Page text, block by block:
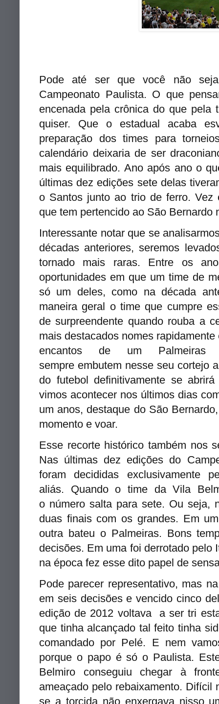
Pode até ser que você não
Campeonato Paulista. O que
encenada pela crônica do que pela
quiser. Que o estadual acaba
preparação dos times para
calendário deixaria de ser
mais equilibrado. Ano após ano o
últimas dez edições sete delas
o Santos junto ao trio de ferro. Vez
que tem pertencido ao São
Interessante notar que se
décadas anteriores, seremos
tornado mais raras. Entre os
oportunidades em que um time de
só um deles, como na década
maneira geral o time que cumpre
de surpreendente quando rouba a
mais destacados nomes
encantos de um
sempre embutem nesse seu cortejo
do futebol definitivamente se
vimos acontecer nos últimos dias
um anos, destaque do São
momento e voar.
Esse recorte histórico também nos
Nas últimas dez edições do
foram decididas exclusivamente
aliás. Quando o time da Vila
o número salta para sete. Ou seja,
duas finais com os grandes. Em
outra bateu o Palmeiras. Bons
decisões. Em uma foi derrotado pelo
na época fez esse dito papel de
Pode parecer representativo, mas
em seis decisões e vencido cinco
edição de 2012 voltava a ser tri
que tinha alcançado tal feito tinha
comandado por Pelé. E nem
porque o papo é só o Paulista.
Belmiro conseguiu chegar à
ameaçado pelo rebaixamento. Difícil
se a torcida não enxergava nisso